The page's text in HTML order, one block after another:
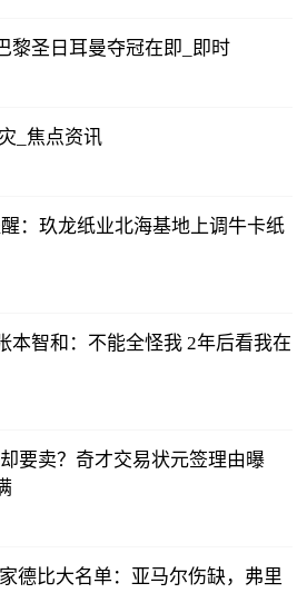
圣日耳曼夺冠在即_即时
_焦点资讯
：玖龙纸业北海基地上调牛卡纸
本智和：不能全怪我 2年后看我在
要卖？奇才交易状元签理由曝
德比大名单：亚马尔伤缺，弗里